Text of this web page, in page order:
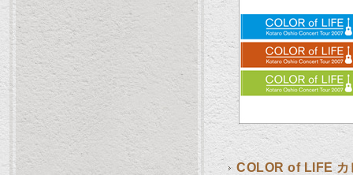
COLOR of LIFE カ